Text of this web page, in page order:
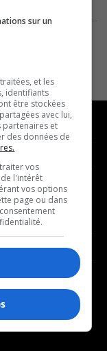
franco
sur un
et les
identifiants
être stockées
avec lui,
partenaires et
des données de
vos
l'intérêt
vos options
page ou dans